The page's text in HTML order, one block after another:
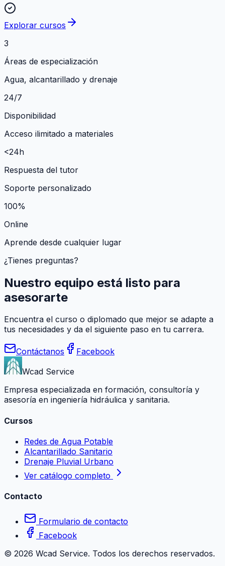
Explorar cursos
3
Áreas de especialización
Agua, alcantarillado y drenaje
24/7
Disponibilidad
Acceso ilimitado a materiales
<24h
Respuesta del tutor
Soporte personalizado
100%
Online
Aprende desde cualquier lugar
¿Tienes preguntas?
Nuestro equipo está listo para
asesorarte
Encuentra el curso o diplomado que mejor se adapte a
tus necesidades y da el siguiente paso en tu carrera.
Contáctanos
Facebook
Wcad Service
Empresa especializada en formación, consultoría y
asesoría en ingeniería hidráulica y sanitaria.
Cursos
Redes de Agua Potable
Alcantarillado Sanitario
Drenaje Pluvial Urbano
Ver catálogo completo
Contacto
Formulario de contacto
Facebook
© 2026 Wcad Service. Todos los derechos reservados.